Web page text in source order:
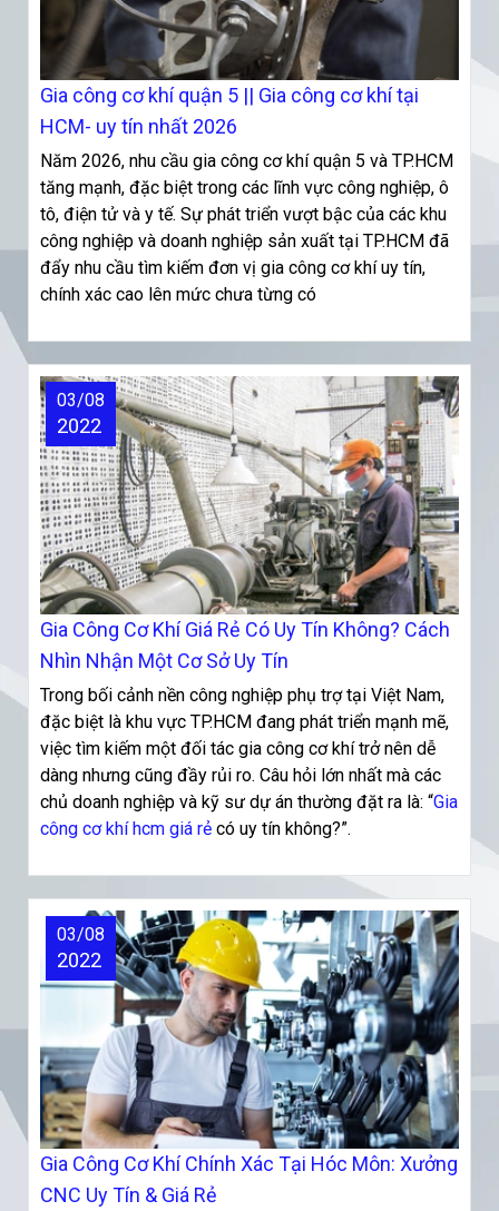
Gia công cơ khí quận 5 || Gia công cơ khí tại
HCM- uy tín nhất 2026
Năm 2026, nhu cầu gia công cơ khí quận 5 và TP.HCM
tăng mạnh, đặc biệt trong các lĩnh vực công nghiệp, ô
tô, điện tử và y tế. Sự phát triển vượt bậc của các khu
công nghiệp và doanh nghiệp sản xuất tại TP.HCM đã
đẩy nhu cầu tìm kiếm đơn vị gia công cơ khí uy tín,
chính xác cao lên mức chưa từng có
Gia Công Cơ Khí Giá Rẻ Có Uy Tín Không? Cách
Nhìn Nhận Một Cơ Sở Uy Tín
03/08
2022
Trong bối cảnh nền công nghiệp phụ trợ tại Việt Nam,
đặc biệt là khu vực TP.HCM đang phát triển mạnh mẽ,
việc tìm kiếm một đối tác gia công cơ khí trở nên dễ
dàng nhưng cũng đầy rủi ro. Câu hỏi lớn nhất mà các
chủ doanh nghiệp và kỹ sư dự án thường đặt ra là: “Gia
công cơ khí hcm giá rẻ có uy tín không?”.
Gia Công Cơ Khí Chính Xác Tại Hóc Môn: Xưởng
CNC Uy Tín & Giá Rẻ
03/08
2022